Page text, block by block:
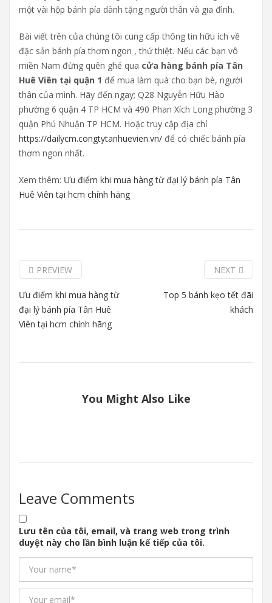
một vài hộp bánh pía dành tặng người thân và gia đình.
Bài viết trên của chúng tôi cung cấp thông tin hữu ích về
đặc sản bánh pía thơm ngon , thứ thiệt. Nếu các bạn vô
miền Nam đừng quên ghé qua cửa hàng bánh pía Tân
Huê Viên tại quận 1 để mua làm quà cho bạn bè, người
thân của mình. Hãy đến ngay; Q28 Nguyễn Hữu Hào
phường 6 quận 4 TP HCM và 490 Phan Xích Long phường 3
quận Phú Nhuận TP HCM. Hoặc truy cập địa chỉ
https://dailycm.congtytanhuevien.vn/ để có chiếc bánh pía
thơm ngon nhất.
Xem thêm: Ưu điểm khi mua hàng từ đại lý bánh pía Tân
Huê Viên tại hcm chính hãng
PREVIEW
Ưu điểm khi mua hàng từ
đại lý bánh pía Tân Huê
Viên tại hcm chính hãng
NEXT
Top 5 bánh kẹo tết đãi
khách
You Might Also Like
Leave Comments
Lưu tên của tôi, email, và trang web trong trình
duyệt này cho lần bình luận kế tiếp của tôi.